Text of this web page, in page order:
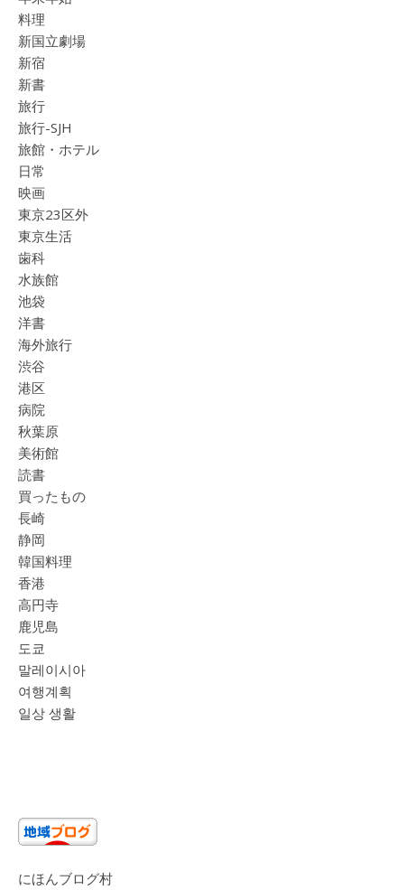
料理
新国立劇場
新宿
新書
旅行
旅行-SJH
旅館・ホテル
日常
映画
東京23区外
東京生活
歯科
水族館
池袋
洋書
海外旅行
渋谷
港区
病院
秋葉原
美術館
読書
買ったもの
長崎
静岡
韓国料理
香港
高円寺
鹿児島
도쿄
말레이시아
여행계획
일상 생활
にほんブログ村